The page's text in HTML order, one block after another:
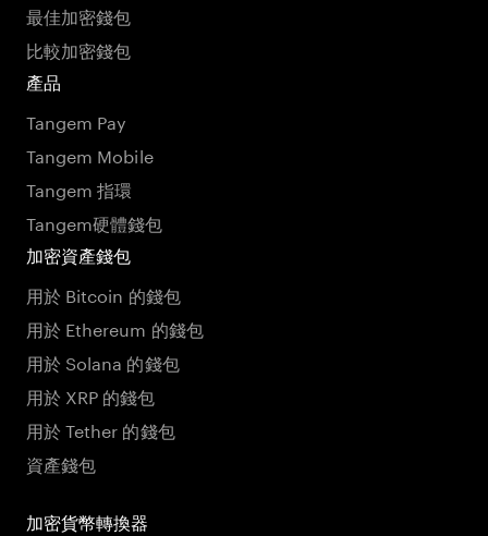
最佳加密錢包
比較加密錢包
產品
Tangem Pay
Tangem Mobile
Tangem 指環
Tangem硬體錢包
加密資產錢包
用於 Bitcoin 的錢包
用於 Ethereum 的錢包
用於 Solana 的錢包
用於 XRP 的錢包
用於 Tether 的錢包
資產錢包
加密貨幣轉換器